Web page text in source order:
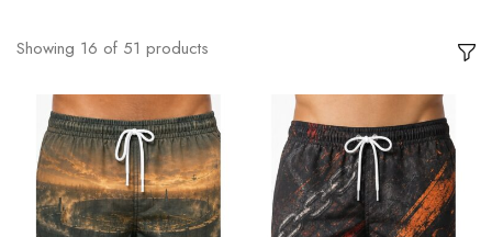
Showing 16 of 51 products